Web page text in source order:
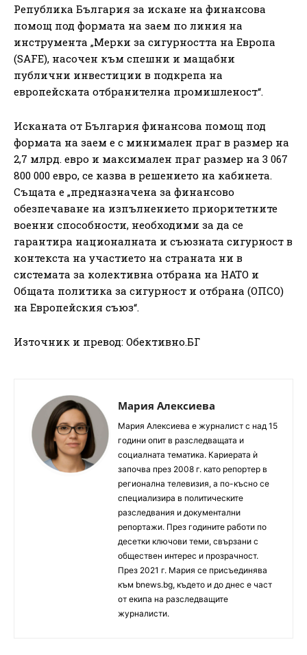
Република България за искане на финансова
помощ под формата на заем по линия на
инструмента „Мерки за сигурността на Европа
(SAFE), насочен към спешни и мащабни
публични инвестиции в подкрепа на
европейската отбранителна промишленост“.
Исканата от България финансова помощ под
формата на заем е с минимален праг в размер на
2,7 млрд. евро и максимален праг размер на 3 067
800 000 евро, се казва в решението на кабинета.
Същата е „предназначена за финансово
обезпечаване на изпълнението приоритетните
военни способности, необходими за да се
гарантира националната и съюзната сигурност в
контекста на участието на страната ни в
системата за колективна отбрана на НАТО и
Общата политика за сигурност и отбрана (ОПСО)
на Европейския съюз“.
Източник и превод: Обективно.БГ
Мария Алексиева
Мария Алексиева е журналист с над 15
години опит в разследващата и
социалната тематика. Кариерата ѝ
започва през 2008 г. като репортер в
регионална телевизия, а по-късно се
специализира в политическите
разследвания и документални
репортажи. През годините работи по
десетки ключови теми, свързани с
обществен интерес и прозрачност.
През 2021 г. Мария се присъединява
към bnews.bg, където и до днес е част
от екипа на разследващите
журналисти.